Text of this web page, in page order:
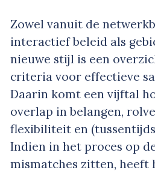
Zowel vanuit de
interactief beleid als
nieuwe stijl is een
criteria voor effectieve
Daarin komt een vijftal
overlap in belangen,
flexibiliteit en
Indien in het proces op
mismatches zitten, heeft